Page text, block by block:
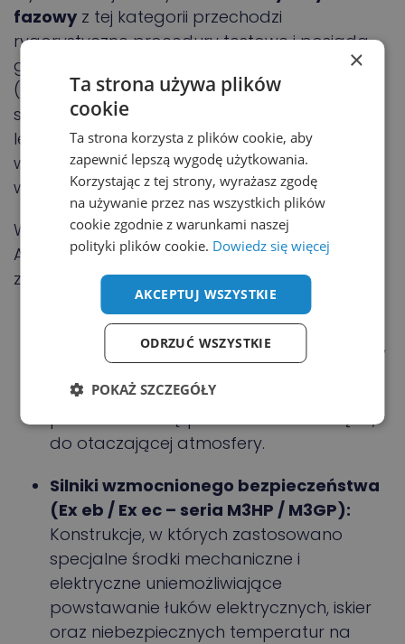
fazowy z tej kategorii przechodzi
rygorystyczne procedury testowe i posiada
globalne certyfikaty bezpieczeństwa
(zgodność z dyrektywą ATEX w Europie oraz
systemem IECEx na świecie), co pozwala na
legalną i bezpieczną eksploatację w
wymagających strefach zagrożenia
wybuchem (Strefy 1, 2, 21, 22).
W ofercie Poliński AMT dostarczamy napędy
ABB dopasowane do specyfiki każdego
zagrożenia środowiskowego:
Silniki ognioszczelne (Ex d / Ex de –
serie M3JP / M3KP):Zaprojektowane tak,
aby wytrzymać ciśnienie ewentualnego
wybuchu wewnątrz obudowy i zapobiec
przedostaniu się płomienia na zewnątrz,
do otaczającej atmosfery.
Silniki wzmocnionego bezpieczeństwa
(Ex eb / Ex ec – seria M3HP / M3GP):
Konstrukcje, w których zastosowano
specjalne środki mechaniczne i
elektryczne uniemożliwiające
powstawanie łuków elektrycznych, iskier
oraz niebezpiecznych temperatur na
×
Ta strona używa plików
cookie
Ta strona korzysta z plików cookie, aby
zapewnić lepszą wygodę użytkowania.
Korzystając z tej strony, wyrażasz zgodę
na używanie przez nas wszystkich plików
cookie zgodnie z warunkami naszej
polityki plików cookie. Dowiedz się więcej
AKCEPTUJ WSZYSTKIE
ODRZUĆ WSZYSTKIE
POKAŻ SZCZEGÓŁY